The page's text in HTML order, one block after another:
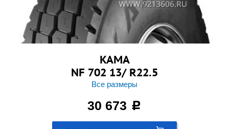
KAMA
NF 702 13/ R22.5
Все размеры
30 673 c